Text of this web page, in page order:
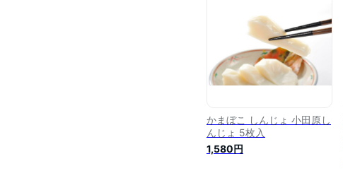
かまぼこ しんじょ 小田原し
んじょ 5枚入
1,580円